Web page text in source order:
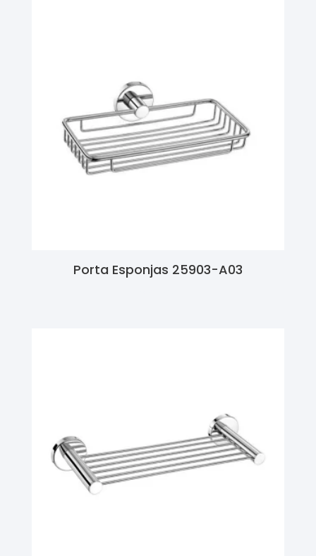
Porta Esponjas 25903-A03